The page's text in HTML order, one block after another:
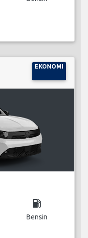
EKONOMI
local_gas_station
Bensin